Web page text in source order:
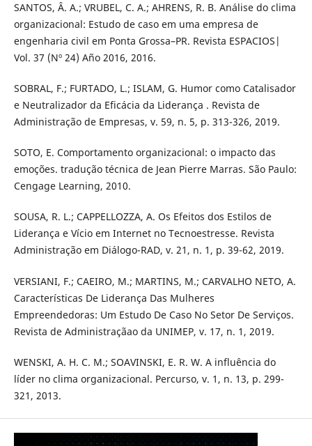
SANTOS, Â. A.; VRUBEL, C. A.; AHRENS, R. B. Análise do clima
organizacional: Estudo de caso em uma empresa de
engenharia civil em Ponta Grossa–PR. Revista ESPACIOS|
Vol. 37 (Nº 24) Año 2016, 2016.
SOBRAL, F.; FURTADO, L.; ISLAM, G. Humor como Catalisador
e Neutralizador da Eficácia da Liderança . Revista de
Administração de Empresas, v. 59, n. 5, p. 313-326, 2019.
SOTO, E. Comportamento organizacional: o impacto das
emoções. tradução técnica de Jean Pierre Marras. São Paulo:
Cengage Learning, 2010.
SOUSA, R. L.; CAPPELLOZZA, A. Os Efeitos dos Estilos de
Liderança e Vício em Internet no Tecnoestresse. Revista
Administração em Diálogo-RAD, v. 21, n. 1, p. 39-62, 2019.
VERSIANI, F.; CAEIRO, M.; MARTINS, M.; CARVALHO NETO, A.
Características De Liderança Das Mulheres
Empreendedoras: Um Estudo De Caso No Setor De Serviços.
Revista de Administraçãao da UNIMEP, v. 17, n. 1, 2019.
WENSKI, A. H. C. M.; SOAVINSKI, E. R. W. A influência do
líder no clima organizacional. Percurso, v. 1, n. 13, p. 299-
321, 2013.